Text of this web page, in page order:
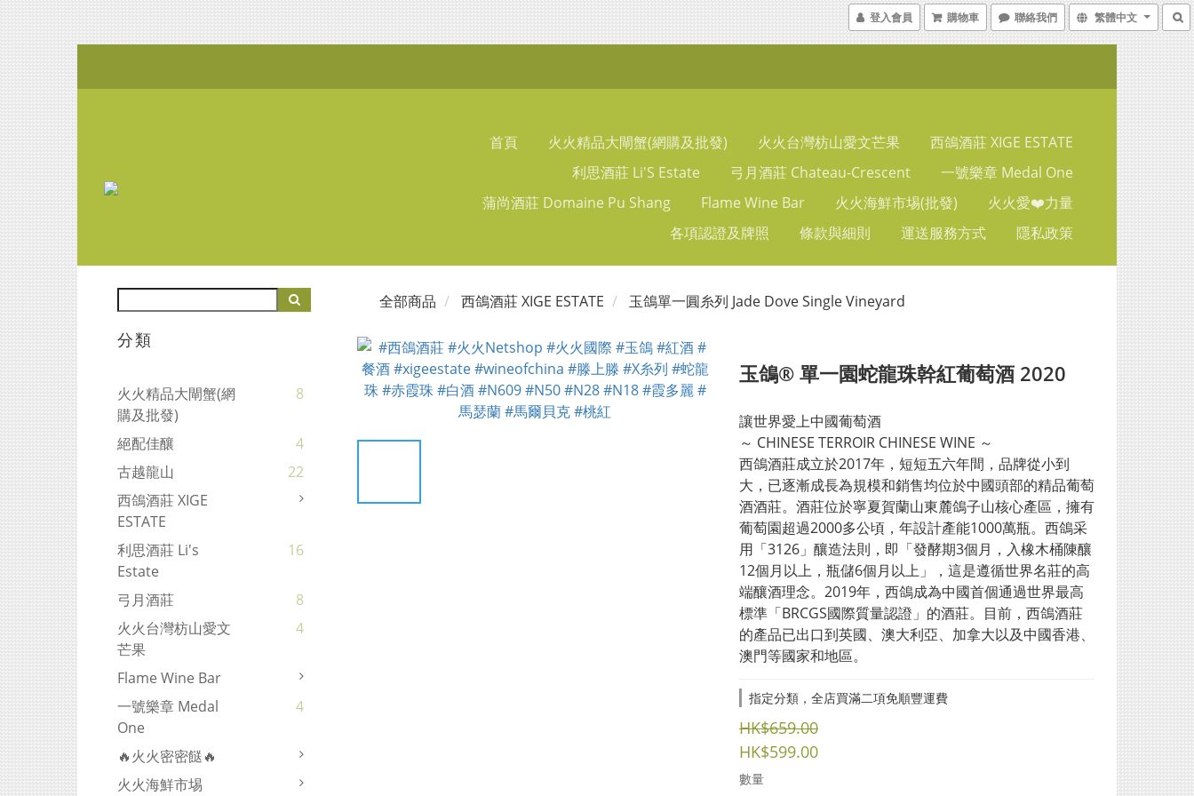
登入會員 購物車 聯絡我們 繁體中文
首頁 火火精品大閘蟹(網購及批發) 火火台灣枋山愛文芒果
西鴿酒莊 XIGE ESTATE
利思酒莊 Li'S Estate
弓月酒莊 Chateau-Crescent
一號樂章 Medal One
蒲尚酒莊 Domaine Pu Shang
Flame Wine Bar 火火海鮮市埸(批發)
火火愛❤️力量
各項認證及牌照
條款與細則 運送服務方式 隱私政策
分類
火火精品大閘蟹(網
購及批發)
8
絕配佳釀
4
古越龍山
22
西鴿酒莊 XIGE
ESTATE
利思酒莊 Li's
Estate
16
弓月酒莊
8
火火台灣枋山愛文
芒果
4
Flame Wine Bar
一號樂章 Medal
One
4
🔥火火密密餸🔥
火火海鮮市埸
全部商品 西鴿酒莊 XIGE ESTATE 玉鴿單一圓糸列 Jade Dove Single Vineyard
玉鴿® 單一園蛇龍珠幹紅葡萄酒 2020
讓世界愛上中國葡萄酒
～ CHINESE TERROIR CHINESE WINE ～
西鴿酒莊成立於2017年，短短五六年間，品牌從小到
大，已逐漸成長為規模和銷售均位於中國頭部的精品葡萄
酒酒莊。酒莊位於寧夏賀蘭山東麓鴿子山核心產區，擁有
葡萄園超過2000多公頃，年設計產能1000萬瓶。西鴿采
用「3126」釀造法則，即「發酵期3個月，入橡木桶陳釀
12個月以上，瓶儲6個月以上」，這是遵循世界名莊的高
端釀酒理念。2019年，西鴿成為中國首個通過世界最高
標準「BRCGS國際質量認證」的酒莊。目前，西鴿酒莊
的產品已出口到英國、澳大利亞、加拿大以及中國香港、
澳門等國家和地區。
指定分類，全店買滿二項免順豐運費
HK$659.00
HK$599.00
數量